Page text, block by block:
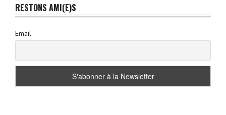
RESTONS AMI(E)S
Email